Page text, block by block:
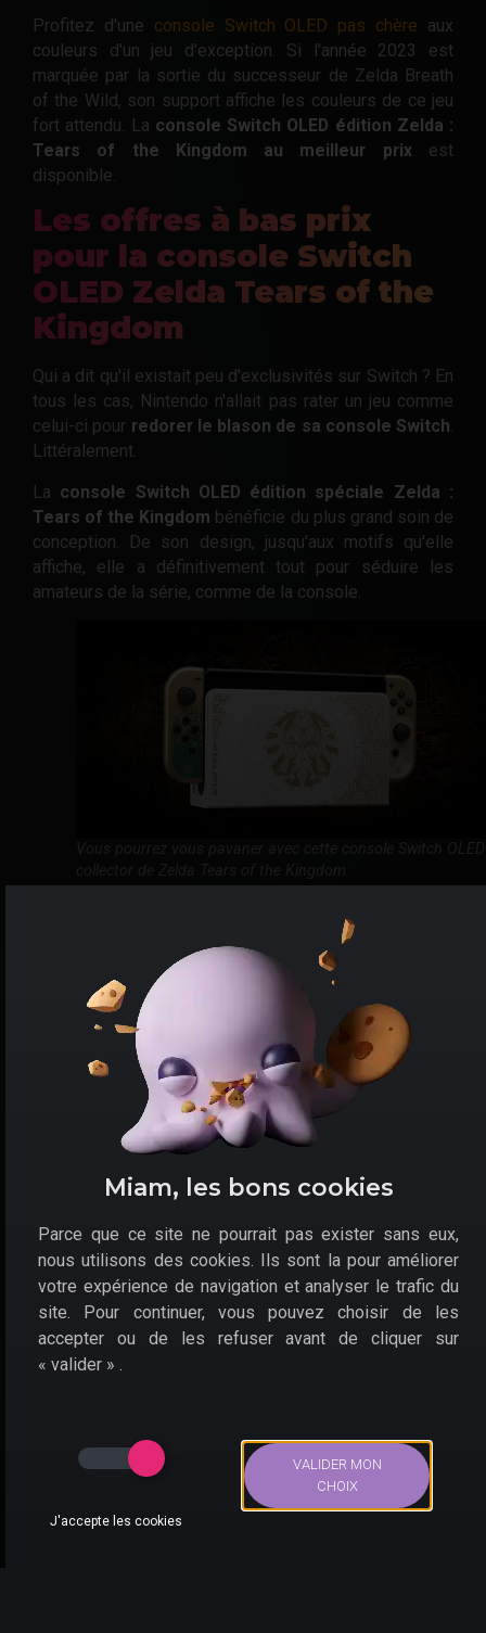
Profitez d'une console Switch OLED pas chère aux
couleurs d'un jeu d'exception. Si l'année 2023 est
marquée par la sortie du successeur de Zelda Breath
of the Wild, son support affiche les couleurs de ce jeu
fort attendu. La console Switch OLED édition Zelda :
Tears of the Kingdom au meilleur prixest
disponible.
Les offres à bas prix
pour la console Switch
OLED Zelda Tears of the
Kingdom
Qui a dit qu'il existait peu d'exclusivités sur Switch ? En
tous les cas, Nintendo n'allait pas rater un jeu comme
celui-ci pour redorer le blason de sa console Switch.
Littéralement.
La console Switch OLED édition spéciale Zelda :
Tears of the Kingdom bénéficie du plus grand soin de
conception. De son design, jusqu'aux motifs qu'elle
affiche, elle a définitivement tout pour séduire les
amateurs de la série, comme de la console.
bons plans disponibles pour l'édition spéciale
Zelda de la Switch OLEDfont saliver. À un détail près
tout de même : le jeu ne sera pas inclus dans la boîte,
ni en physique, ni en dématérialisé. Il est toutefois
possible d'acheter
Zelda : Tears of the Kingdom pas
Reste toutefois laconsole la mieux vendue de cette
, dans une édition spéciale qui devrait se
vendre comme des petits pains. Enfin, un petit pain.
Les offres pour la console Switch OLED édition Zelda :
Tears of the Kingdom pas chère sont à retrouver ici.
En mode nomade, ce bon plan affiche de belles couleurs, sur
l'écran et ailleurs !
Où acheter la Switch
Miam, les bons cookies
Parce que ce site ne pourrait pas exister sans eux,
nous utilisons des cookies. Ils sont la pour améliorer
votre expérience de navigation et analyser le trafic du
site. Pour continuer, vous pouvez choisir de les
accepter ou de les refuser avant de cliquer sur
« valider » .
J'accepte les cookies
VALIDER MON
CHOIX